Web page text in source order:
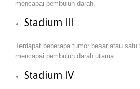
mencapai pembuluh darah.
Stadium III
Terdapat beberapa tumor besar atau
mencapai pembuluh darah utama.
Stadium IV